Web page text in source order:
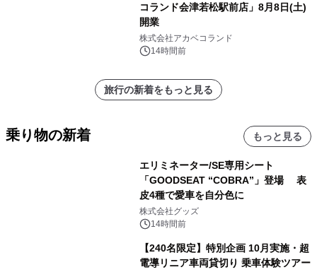
コランド会津若松駅前店」8月8日(土)
開業
株式会社アカベコランド
14時間前
旅行の新着をもっと見る
乗り物の新着 もっと見る
エリミネーター/SE専用シート
「GOODSEAT “COBRA”」登場 表
皮4種で愛車を自分色に
株式会社グッズ
14時間前
【240名限定】特別企画 10月実施・超
電導リニア車両貸切り 乗車体験ツアー